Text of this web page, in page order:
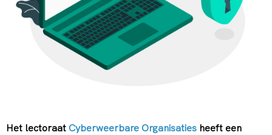
Het lectoraatCyberweerbare Organisaties heeft een